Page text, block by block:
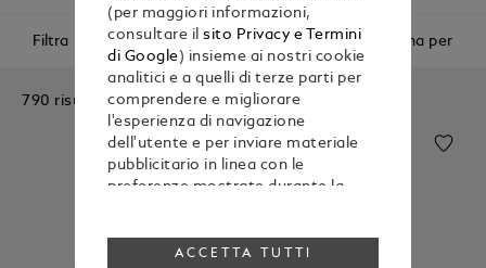
Filtra Ordina per
790 risultati
(per maggiori informazioni,
consultare ilsito Privacy e Termini
di Google) insieme ai nostri cookie
analitici e a quelli di terze parti per
comprendere e migliorare
l'esperienza di navigazione
dell'utente e per inviare materiale
pubblicitario in linea con le
preferenze mostrate durante la
consenso all’utilizzo di alcuni o di
ACCETTA TUTTI